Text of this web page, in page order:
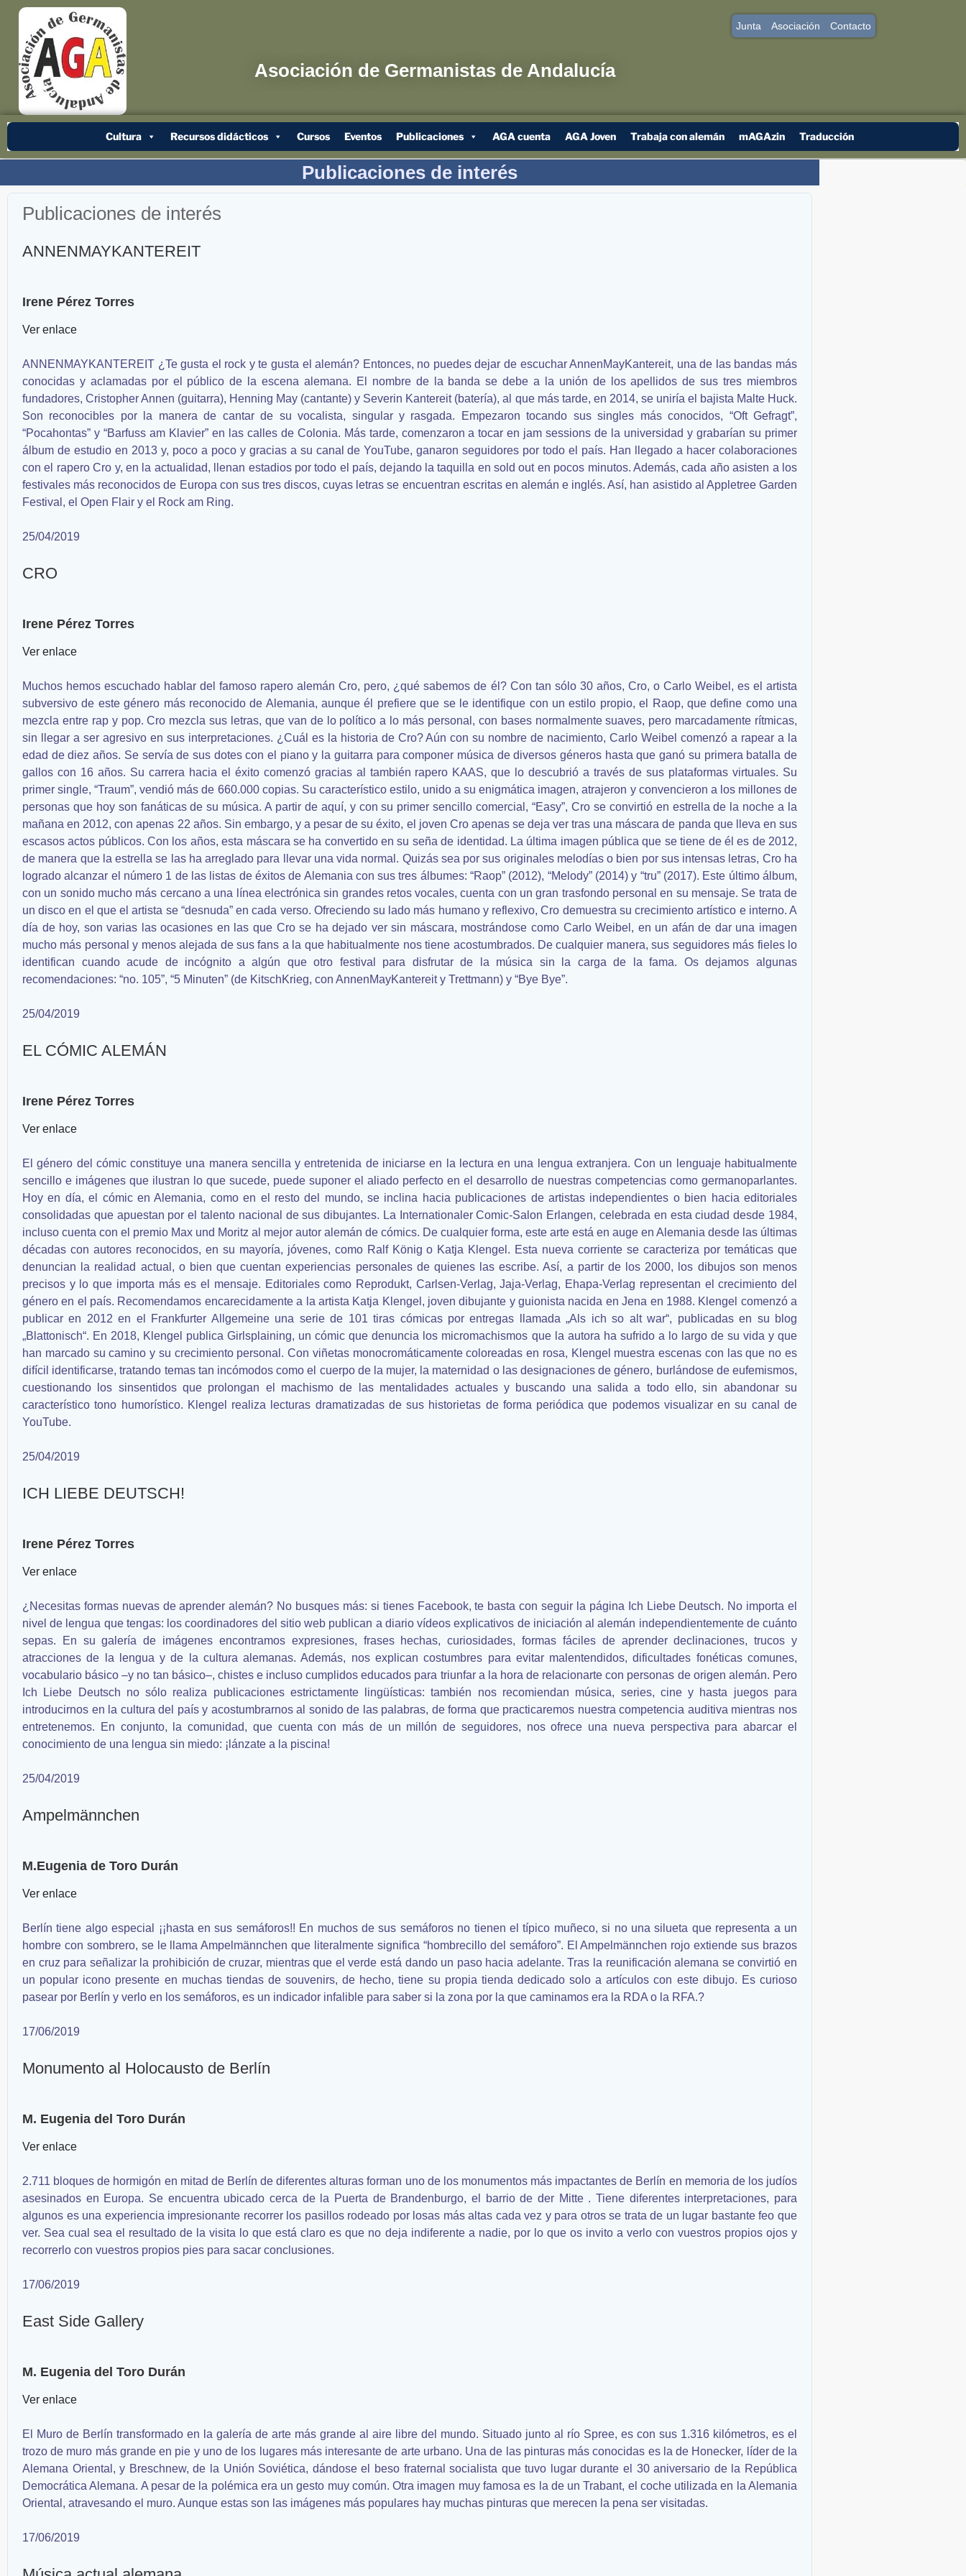
Asociación de Germanistas de Andalucía
Junta Asociación Contacto
Cultura Recursos didácticos Cursos Eventos Publicaciones AGA cuenta AGA Joven Trabaja con alemán mAGAzin Traducción
Publicaciones de interés
Publicaciones de interés
ANNENMAYKANTEREIT
Irene Pérez Torres
Ver enlace
ANNENMAYKANTEREIT ¿Te gusta el rock y te gusta el alemán? Entonces, no puedes dejar de escuchar AnnenMayKantereit, una de las bandas más
conocidas y aclamadas por el público de la escena alemana. El nombre de la banda se debe a la unión de los apellidos de sus tres miembros
fundadores, Cristopher Annen (guitarra), Henning May (cantante) y Severin Kantereit (batería), al que más tarde, en 2014, se uniría el bajista Malte Huck.
Son reconocibles por la manera de cantar de su vocalista, singular y rasgada. Empezaron tocando sus singles más conocidos, “Oft Gefragt”,
“Pocahontas” y “Barfuss am Klavier” en las calles de Colonia. Más tarde, comenzaron a tocar en jam sessions de la universidad y grabarían su primer
álbum de estudio en 2013 y, poco a poco y gracias a su canal de YouTube, ganaron seguidores por todo el país. Han llegado a hacer colaboraciones
con el rapero Cro y, en la actualidad, llenan estadios por todo el país, dejando la taquilla en sold out en pocos minutos. Además, cada año asisten a los
festivales más reconocidos de Europa con sus tres discos, cuyas letras se encuentran escritas en alemán e inglés. Así, han asistido al Appletree Garden
Festival, el Open Flair y el Rock am Ring.
25/04/2019
CRO
Irene Pérez Torres
Ver enlace
Muchos hemos escuchado hablar del famoso rapero alemán Cro, pero, ¿qué sabemos de él? Con tan sólo 30 años, Cro, o Carlo Weibel, es el artista
subversivo de este género más reconocido de Alemania, aunque él prefiere que se le identifique con un estilo propio, el Raop, que define como una
mezcla entre rap y pop. Cro mezcla sus letras, que van de lo político a lo más personal, con bases normalmente suaves, pero marcadamente rítmicas,
sin llegar a ser agresivo en sus interpretaciones. ¿Cuál es la historia de Cro? Aún con su nombre de nacimiento, Carlo Weibel comenzó a rapear a la
edad de diez años. Se servía de sus dotes con el piano y la guitarra para componer música de diversos géneros hasta que ganó su primera batalla de
gallos con 16 años. Su carrera hacia el éxito comenzó gracias al también rapero KAAS, que lo descubrió a través de sus plataformas virtuales. Su
primer single, “Traum”, vendió más de 660.000 copias. Su característico estilo, unido a su enigmática imagen, atrajeron y convencieron a los millones de
personas que hoy son fanáticas de su música. A partir de aquí, y con su primer sencillo comercial, “Easy”, Cro se convirtió en estrella de la noche a la
mañana en 2012, con apenas 22 años. Sin embargo, y a pesar de su éxito, el joven Cro apenas se deja ver tras una máscara de panda que lleva en sus
escasos actos públicos. Con los años, esta máscara se ha convertido en su seña de identidad. La última imagen pública que se tiene de él es de 2012,
de manera que la estrella se las ha arreglado para llevar una vida normal. Quizás sea por sus originales melodías o bien por sus intensas letras, Cro ha
logrado alcanzar el número 1 de las listas de éxitos de Alemania con sus tres álbumes: “Raop” (2012), “Melody” (2014) y “tru” (2017). Este último álbum,
con un sonido mucho más cercano a una línea electrónica sin grandes retos vocales, cuenta con un gran trasfondo personal en su mensaje. Se trata de
un disco en el que el artista se “desnuda” en cada verso. Ofreciendo su lado más humano y reflexivo, Cro demuestra su crecimiento artístico e interno. A
día de hoy, son varias las ocasiones en las que Cro se ha dejado ver sin máscara, mostrándose como Carlo Weibel, en un afán de dar una imagen
mucho más personal y menos alejada de sus fans a la que habitualmente nos tiene acostumbrados. De cualquier manera, sus seguidores más fieles lo
identifican cuando acude de incógnito a algún que otro festival para disfrutar de la música sin la carga de la fama. Os dejamos algunas
recomendaciones: “no. 105”, “5 Minuten” (de KitschKrieg, con AnnenMayKantereit y Trettmann) y “Bye Bye”.
25/04/2019
EL CÓMIC ALEMÁN
Irene Pérez Torres
Ver enlace
El género del cómic constituye una manera sencilla y entretenida de iniciarse en la lectura en una lengua extranjera. Con un lenguaje habitualmente
sencillo e imágenes que ilustran lo que sucede, puede suponer el aliado perfecto en el desarrollo de nuestras competencias como germanoparlantes.
Hoy en día, el cómic en Alemania, como en el resto del mundo, se inclina hacia publicaciones de artistas independientes o bien hacia editoriales
consolidadas que apuestan por el talento nacional de sus dibujantes. La Internationaler Comic-Salon Erlangen, celebrada en esta ciudad desde 1984,
incluso cuenta con el premio Max und Moritz al mejor autor alemán de cómics. De cualquier forma, este arte está en auge en Alemania desde las últimas
décadas con autores reconocidos, en su mayoría, jóvenes, como Ralf König o Katja Klengel. Esta nueva corriente se caracteriza por temáticas que
denuncian la realidad actual, o bien que cuentan experiencias personales de quienes las escribe. Así, a partir de los 2000, los dibujos son menos
precisos y lo que importa más es el mensaje. Editoriales como Reprodukt, Carlsen-Verlag, Jaja-Verlag, Ehapa-Verlag representan el crecimiento del
género en el país. Recomendamos encarecidamente a la artista Katja Klengel, joven dibujante y guionista nacida en Jena en 1988. Klengel comenzó a
publicar en 2012 en el Frankfurter Allgemeine una serie de 101 tiras cómicas por entregas llamada „Als ich so alt war“, publicadas en su blog
„Blattonisch“. En 2018, Klengel publica Girlsplaining, un cómic que denuncia los micromachismos que la autora ha sufrido a lo largo de su vida y que
han marcado su camino y su crecimiento personal. Con viñetas monocromáticamente coloreadas en rosa, Klengel muestra escenas con las que no es
difícil identificarse, tratando temas tan incómodos como el cuerpo de la mujer, la maternidad o las designaciones de género, burlándose de eufemismos,
cuestionando los sinsentidos que prolongan el machismo de las mentalidades actuales y buscando una salida a todo ello, sin abandonar su
característico tono humorístico. Klengel realiza lecturas dramatizadas de sus historietas de forma periódica que podemos visualizar en su canal de
YouTube.
25/04/2019
ICH LIEBE DEUTSCH!
Irene Pérez Torres
Ver enlace
¿Necesitas formas nuevas de aprender alemán? No busques más: si tienes Facebook, te basta con seguir la página Ich Liebe Deutsch. No importa el
nivel de lengua que tengas: los coordinadores del sitio web publican a diario vídeos explicativos de iniciación al alemán independientemente de cuánto
sepas. En su galería de imágenes encontramos expresiones, frases hechas, curiosidades, formas fáciles de aprender declinaciones, trucos y
atracciones de la lengua y de la cultura alemanas. Además, nos explican costumbres para evitar malentendidos, dificultades fonéticas comunes,
vocabulario básico –y no tan básico–, chistes e incluso cumplidos educados para triunfar a la hora de relacionarte con personas de origen alemán. Pero
Ich Liebe Deutsch no sólo realiza publicaciones estrictamente lingüísticas: también nos recomiendan música, series, cine y hasta juegos para
introducirnos en la cultura del país y acostumbrarnos al sonido de las palabras, de forma que practicaremos nuestra competencia auditiva mientras nos
entretenemos. En conjunto, la comunidad, que cuenta con más de un millón de seguidores, nos ofrece una nueva perspectiva para abarcar el
conocimiento de una lengua sin miedo: ¡lánzate a la piscina!
25/04/2019
Ampelmännchen
M.Eugenia de Toro Durán
Ver enlace
Berlín tiene algo especial ¡¡hasta en sus semáforos!! En muchos de sus semáforos no tienen el típico muñeco, si no una silueta que representa a un
hombre con sombrero, se le llama Ampelmännchen que literalmente significa “hombrecillo del semáforo”. El Ampelmännchen rojo extiende sus brazos
en cruz para señalizar la prohibición de cruzar, mientras que el verde está dando un paso hacia adelante. Tras la reunificación alemana se convirtió en
un popular icono presente en muchas tiendas de souvenirs, de hecho, tiene su propia tienda dedicado solo a artículos con este dibujo. Es curioso
pasear por Berlín y verlo en los semáforos, es un indicador infalible para saber si la zona por la que caminamos era la RDA o la RFA.?
17/06/2019
Monumento al Holocausto de Berlín
M. Eugenia del Toro Durán
Ver enlace
2.711 bloques de hormigón en mitad de Berlín de diferentes alturas forman uno de los monumentos más impactantes de Berlín en memoria de los judíos
asesinados en Europa. Se encuentra ubicado cerca de la Puerta de Brandenburgo, el barrio de der Mitte . Tiene diferentes interpretaciones, para
algunos es una experiencia impresionante recorrer los pasillos rodeado por losas más altas cada vez y para otros se trata de un lugar bastante feo que
ver. Sea cual sea el resultado de la visita lo que está claro es que no deja indiferente a nadie, por lo que os invito a verlo con vuestros propios ojos y
recorrerlo con vuestros propios pies para sacar conclusiones.
17/06/2019
East Side Gallery
M. Eugenia del Toro Durán
Ver enlace
El Muro de Berlín transformado en la galería de arte más grande al aire libre del mundo. Situado junto al río Spree, es con sus 1.316 kilómetros, es el
trozo de muro más grande en pie y uno de los lugares más interesante de arte urbano. Una de las pinturas más conocidas es la de Honecker, líder de la
Alemana Oriental, y Breschnew, de la Unión Soviética, dándose el beso fraternal socialista que tuvo lugar durante el 30 aniversario de la República
Democrática Alemana. A pesar de la polémica era un gesto muy común. Otra imagen muy famosa es la de un Trabant, el coche utilizada en la Alemania
Oriental, atravesando el muro. Aunque estas son las imágenes más populares hay muchas pinturas que merecen la pena ser visitadas.
17/06/2019